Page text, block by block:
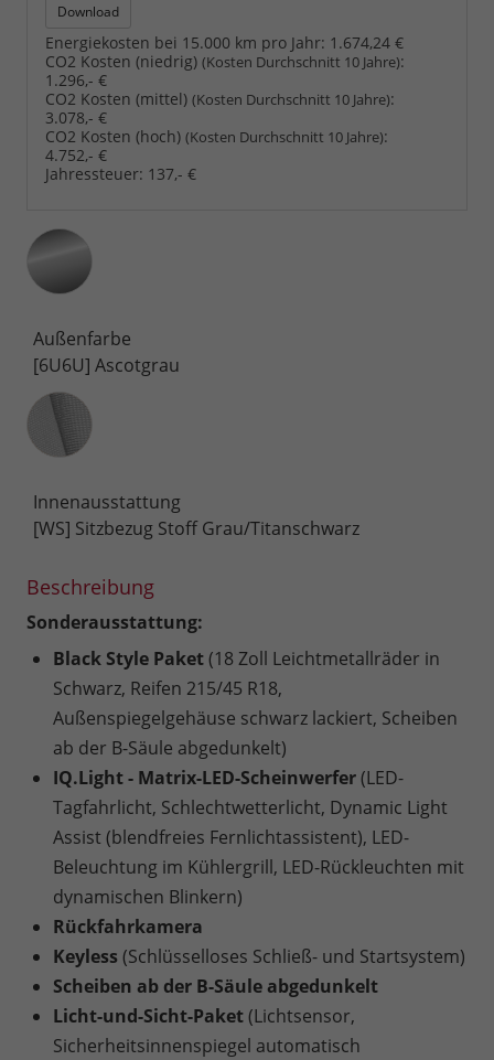
Download
Energiekosten bei 15.000 km pro Jahr: 1.674,24 €
CO2 Kosten (niedrig) (Kosten Durchschnitt 10 Jahre):
1.296,- €
CO2 Kosten (mittel) (Kosten Durchschnitt 10 Jahre):
3.078,- €
CO2 Kosten (hoch) (Kosten Durchschnitt 10 Jahre):
4.752,- €
Jahressteuer: 137,- €
Außenfarbe
[6U6U] Ascotgrau
Innenausstattung
Innenausstattung
[WS] Sitzbezug Stoff Grau/Titanschwarz
Beschreibung
Sonderausstattung:
Black Style Paket(18 Zoll Leichtmetallräder in
Schwarz, Reifen 215/45 R18,
Außenspiegelgehäuse schwarz lackiert, Scheiben
ab der B-Säule abgedunkelt)
IQ.Light - Matrix-LED-Scheinwerfer(LED-
Tagfahrlicht, Schlechtwetterlicht, Dynamic Light
Assist (blendfreies Fernlichtassistent), LED-
Beleuchtung im Kühlergrill, LED-Rückleuchten mit
dynamischen Blinkern)
Rückfahrkamera
Keyless (Schlüsselloses Schließ- und Startsystem)
Scheiben ab der B-Säule abgedunkelt
Licht-und-Sicht-Paket(Lichtsensor,
Sicherheitsinnenspiegel automatisch